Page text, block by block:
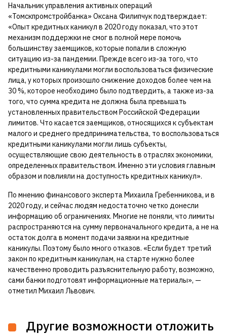
Начальник управления активных операций
«Томскпромстройбанка» Оксана Филипчук подтверждает:
«Опыт кредитных каникул в 2020 году показал, что этот
механизм поддержки не смог в полной мере помочь
большинству заемщиков, которые попали в сложную
ситуацию из-за пандемии. Прежде всего из-за того, что
кредитными каникулами могли воспользоваться физические
лица, у которых произошло снижение доходов более чем на
30 %, которое необходимо было подтвердить, а также из-за
того, что сумма кредита не должна была превышать
установленных правительством Российской Федерации
лимитов. Что касается заемщиков, относящихся к субъектам
малого и среднего предпринимательства, то воспользоваться
кредитными каникулами могли лишь субъекты,
осуществляющие свою деятельность в отраслях экономики,
определенных правительством. Именно эти условия главным
образом и повлияли на доступность кредитных каникул».
По мнению финансового эксперта Михаила Гребенникова, и в
2020 году, и сейчас людям недостаточно четко донесли
информацию об ограничениях. Многие не поняли, что лимиты
распространяются на сумму первоначального кредита, а не на
остаток долга в момент подачи заявки на кредитные
каникулы. Поэтому было много отказов. «Если будет третий
закон по кредитным каникулам, на старте нужно более
качественно проводить разъяснительную работу, возможно,
сами банки подготовят информационные материалы», —
отметил Михаил Львович.
Другие возможности отложить